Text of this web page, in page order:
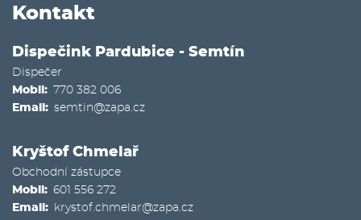
Kontakt
Dispečink Pardubice - Semtín
Dispečer
Mobil
770 382 006
Email
semtin@zapa.cz
Kryštof Chmelař
Obchodní zástupce
Mobil
601 556 272
Email
krystof.chmelar@zapa.cz